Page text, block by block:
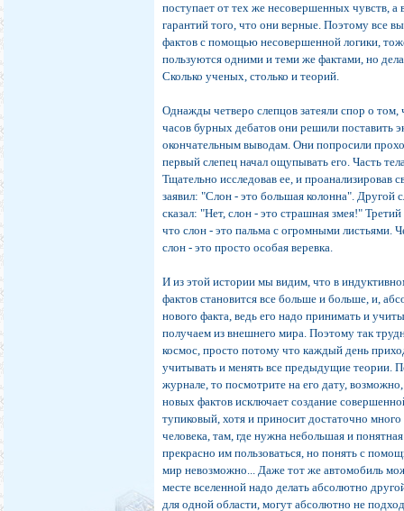
поступает от тех же несовершенных чувств,
гарантий того, что они верные. Поэтому все
фактов с помощью несовершенной логики,
пользуются одними и теми же фактами, но
Сколько ученых, столько и теорий.
Однажды четверо слепцов затеяли спор о том,
часов бурных дебатов они решили поставить
окончательным выводам. Они попросили
первый слепец начал ощупывать его. Часть
Тщательно исследовав ее, и проанализировав
заявил: "Слон - это большая колонна". Другой
сказал: "Нет, слон - это страшная змея!"
что слон - это пальма с огромными листьями.
слон - это просто особая веревка.
И из этой истории мы видим, что в
фактов становится все больше и больше, и,
нового факта, ведь его надо принимать и
получаем из внешнего мира. Поэтому так
космос, просто потому что каждый день
учитывать и менять все предыдущие теории.
журнале, то посмотрите на его дату,
новых фактов исключает создание
тупиковый, хотя и приносит достаточно
человека, там, где нужна небольшая и
прекрасно им пользоваться, но понять с
мир невозможно... Даже тот же автомобиль
месте вселенной надо делать абсолютно
для одной области, могут абсолютно не